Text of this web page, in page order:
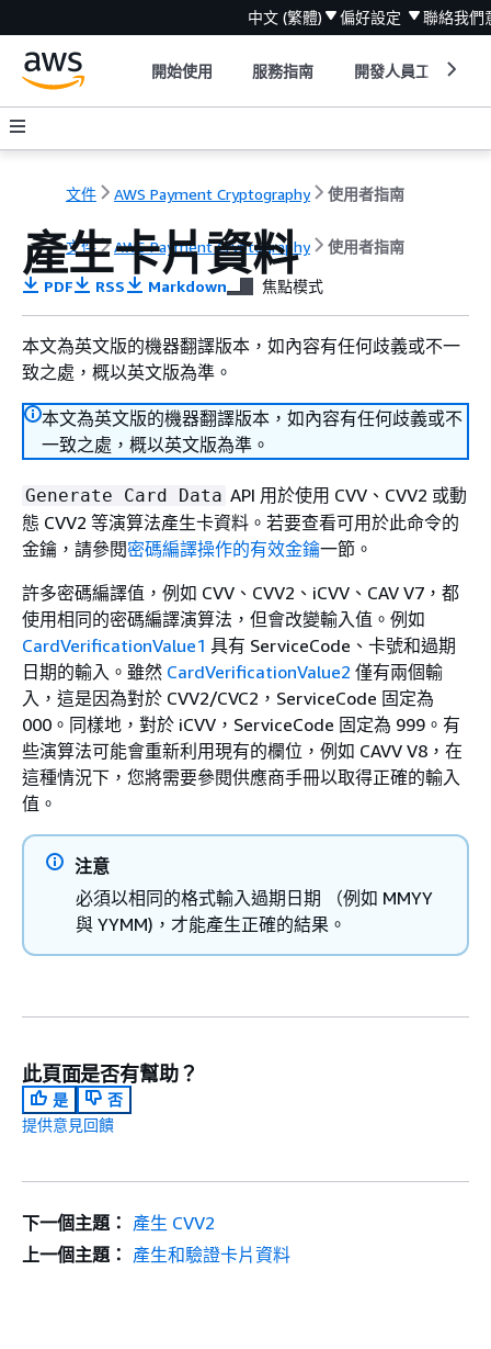
中文 (繁體) 偏好設定 聯絡我們
開始使用 服務指南 開發人員工具
文件 AWS Payment Cryptography 使用者指南
文件 AWS Payment Cryptography 使用者指南
產生卡片資料
PDF RSS Markdown 焦點模式
本文為英文版的機器翻譯版本，如內容有任何歧義或不一
致之處，概以英文版為準。
本文為英文版的機器翻譯版本，如內容有任何歧義或不
一致之處，概以英文版為準。
Generate Card Data API 用於使用 CVV、CVV2 或動
態 CVV2 等演算法產生卡資料。若要查看可用於此命令的
金鑰，請參閱密碼編譯操作的有效金鑰一節。
許多密碼編譯值，例如 CVV、CVV2、iCVV、CAV V7，都
使用相同的密碼編譯演算法，但會改變輸入值。例如
CardVerificationValue1 具有 ServiceCode、卡號和過期
日期的輸入。雖然 CardVerificationValue2 僅有兩個輸
入，這是因為對於 CVV2/CVC2，ServiceCode 固定為
000。同樣地，對於 iCVV，ServiceCode 固定為 999。有
些演算法可能會重新利用現有的欄位，例如 CAVV V8，在
這種情況下，您將需要參閱供應商手冊以取得正確的輸入
值。
注意
必須以相同的格式輸入過期日期 （例如 MMYY
與 YYMM)，才能產生正確的結果。
此頁面是否有幫助？
是
否
提供意見回饋
下一個主題： 產生 CVV2
上一個主題： 產生和驗證卡片資料